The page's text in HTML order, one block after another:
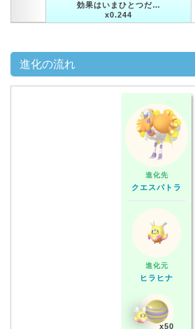
効果はいまひとつだ…
x0.244
進化の流れ
進化先
クエスパトラ
進化元
ヒラヒナ
x50